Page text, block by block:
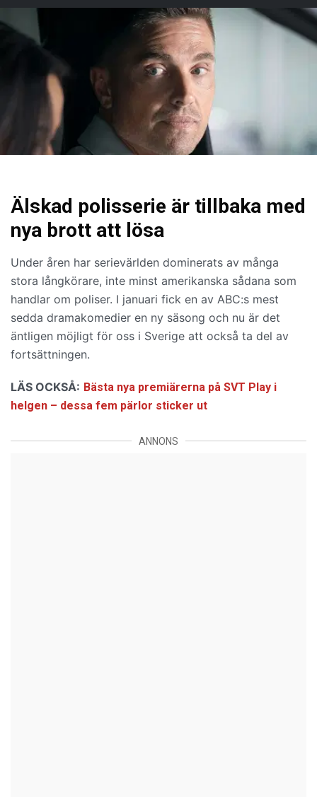
Älskad polisserie är tillbaka med
nya brott att lösa
Under åren har serievärlden dominerats av många
stora långkörare, inte minst amerikanska sådana som
handlar om poliser. I januari fick en av ABC:s mest
sedda dramakomedier en ny säsong och nu är det
äntligen möjligt för oss i Sverige att också ta del av
fortsättningen.
LÄS OCKSÅ: Bästa nya premiärerna på SVT Play i
helgen – dessa fem pärlor sticker ut
ANNONS